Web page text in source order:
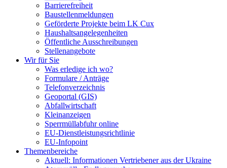
Barrierefreiheit
Baustellenmeldungen
Geförderte Projekte beim LK Cux
Haushaltsangelegenheiten
Öffentliche Ausschreibungen
Stellenangebote
Wir für Sie
Was erledige ich wo?
Formulare / Anträge
Telefonverzeichnis
Geoportal (GIS)
Abfallwirtschaft
Kleinanzeigen
Sperrmüllabfuhr online
EU-Dienstleistungsrichtlinie
EU-Infopoint
Themenbereiche
Aktuell: Informationen Vertriebener aus der Ukraine